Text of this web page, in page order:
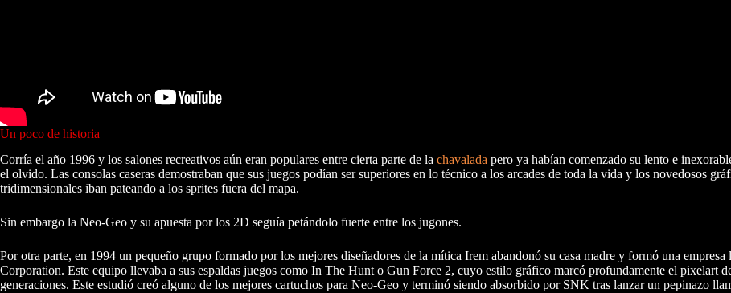
Un poco de historia
Corría el año 1996 y los salones recreativos aún eran populares entre cierta parte de la chavalada pero ya habían comenzado su lento e
el olvido. Las consolas caseras demostraban que sus juegos podían ser superiores en lo técnico a los arcades de toda la vida y los novedosos
tridimensionales iban pateando a los sprites fuera del mapa.
Sin embargo la Neo-Geo y su apuesta por los 2D seguía petándolo fuerte entre los jugones.
Por otra parte, en 1994 un pequeño grupo formado por los mejores diseñadores de la mítica Irem abandonó su casa madre y formó una empresa
Corporation. Este equipo llevaba a sus espaldas juegos como In The Hunt o Gun Force 2, cuyo estilo gráfico marcó profundamente el pixelart
generaciones. Este estudió creó alguno de los mejores cartuchos para Neo-Geo y terminó siendo absorbido por SNK tras lanzar un pepinazo